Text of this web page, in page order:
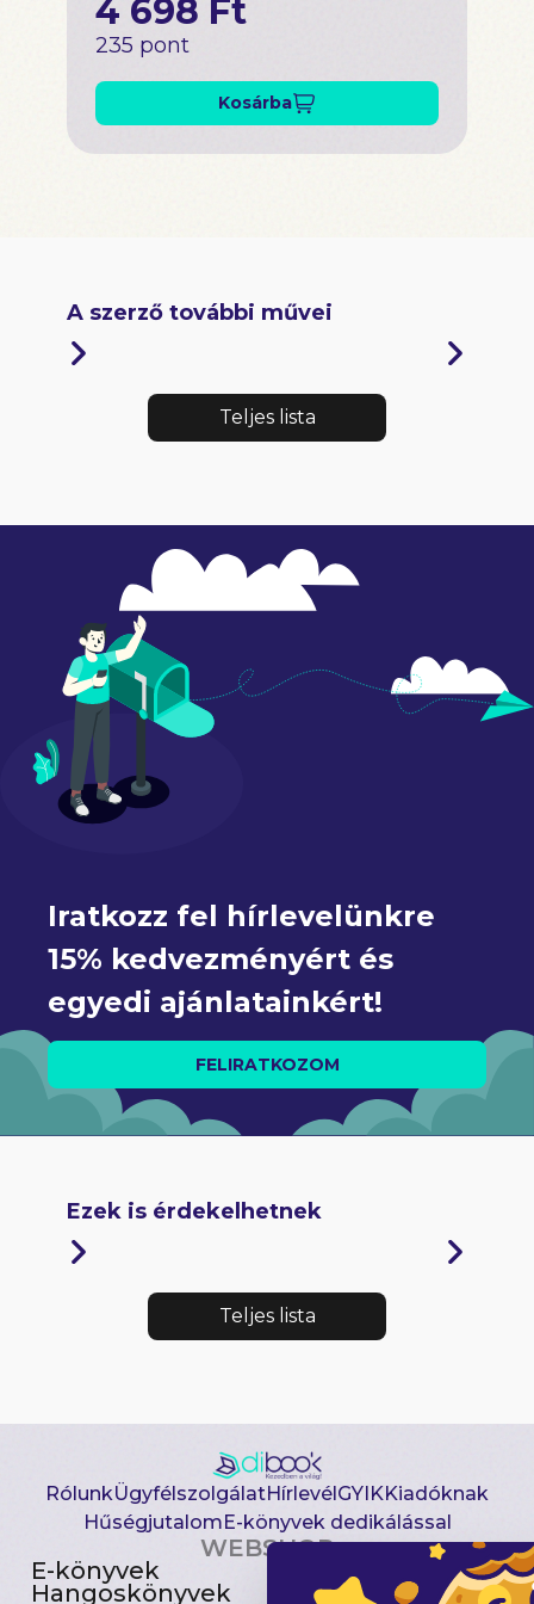
4 698 Ft
235 pont
Kosárba
A szerző további művei
Teljes lista
Iratkozz fel hírlevelünkre
15% kedvezményért és
egyedi ajánlatainkért!
FELIRATKOZOM
Ezek is érdekelhetnek
Teljes lista
RólunkÜgyfélszolgálatHírlevél GYIKKiadóknak
Hűségjutalom E-könyvek dedikálással
WEBSHOP
E-könyvek
Hangoskönyvek
Csomagajánlatok
Akciósak